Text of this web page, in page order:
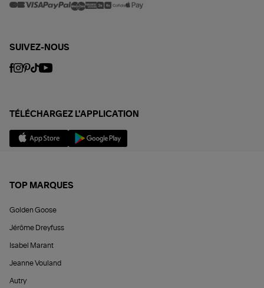
SUIVEZ-NOUS
TÉLÉCHARGEZ L'APPLICATION
TOP MARQUES
Golden Goose
Jérôme Dreyfuss
Isabel Marant
Jeanne Vouland
Autry